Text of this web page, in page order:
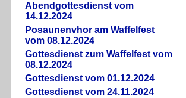
Abendgottesdienst vom
14.12.2024
Posaunenvhor am Waffelfest
vom 08.12.2024
Gottesdienst zum Waffelfest vom
08.12.2024
Gottesdienst vom 01.12.2024
Gottesdienst vom 24.11.2024